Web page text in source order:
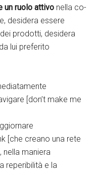
un ruolo attivo nella co-
desidera essere
prodotti, desidera
lui preferito
[don’t make me
[che creano una rete
nella maniera
reperibilità e la